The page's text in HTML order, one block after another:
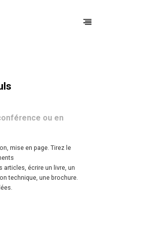
ou en
mise en page. Tirez le
articles, écrire un livre, un
technique, une brochure.